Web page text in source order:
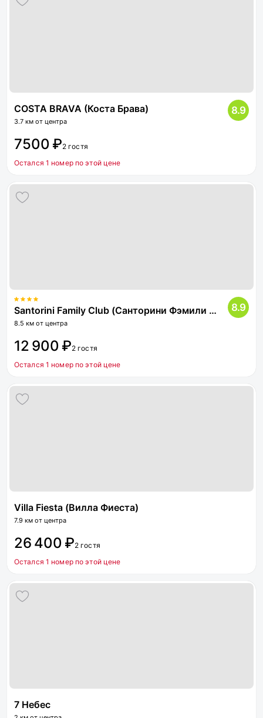
COSTA BRAVA (Коста Брава)
3.7 км от центра
8.9
7500 ₽2 гостя
Остался 1 номер по этой цене
Santorini Family Club (Санторини Фэмили Клаб)
8.5 км от центра
8.9
12 900 ₽2 гостя
Остался 1 номер по этой цене
Villa Fiesta (Вилла Фиеста)
7.9 км от центра
26 400 ₽2 гостя
Остался 1 номер по этой цене
7 Небес